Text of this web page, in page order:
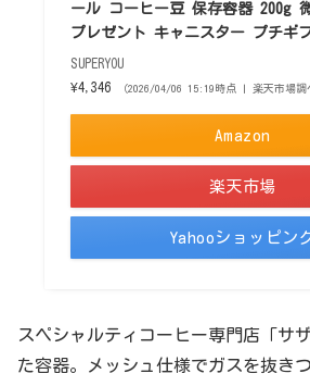
ール コーヒー豆 保存容器 200g
プレゼント キャニスター プチギ
SUPERYOU
¥4,346
（2026/04/06 15:19時点 | 楽天市場調
Amazon
楽天市場
Yahooショッピン
スペシャルティコーヒー専門店「サ
た容器。メッシュ仕様でガスを抜き